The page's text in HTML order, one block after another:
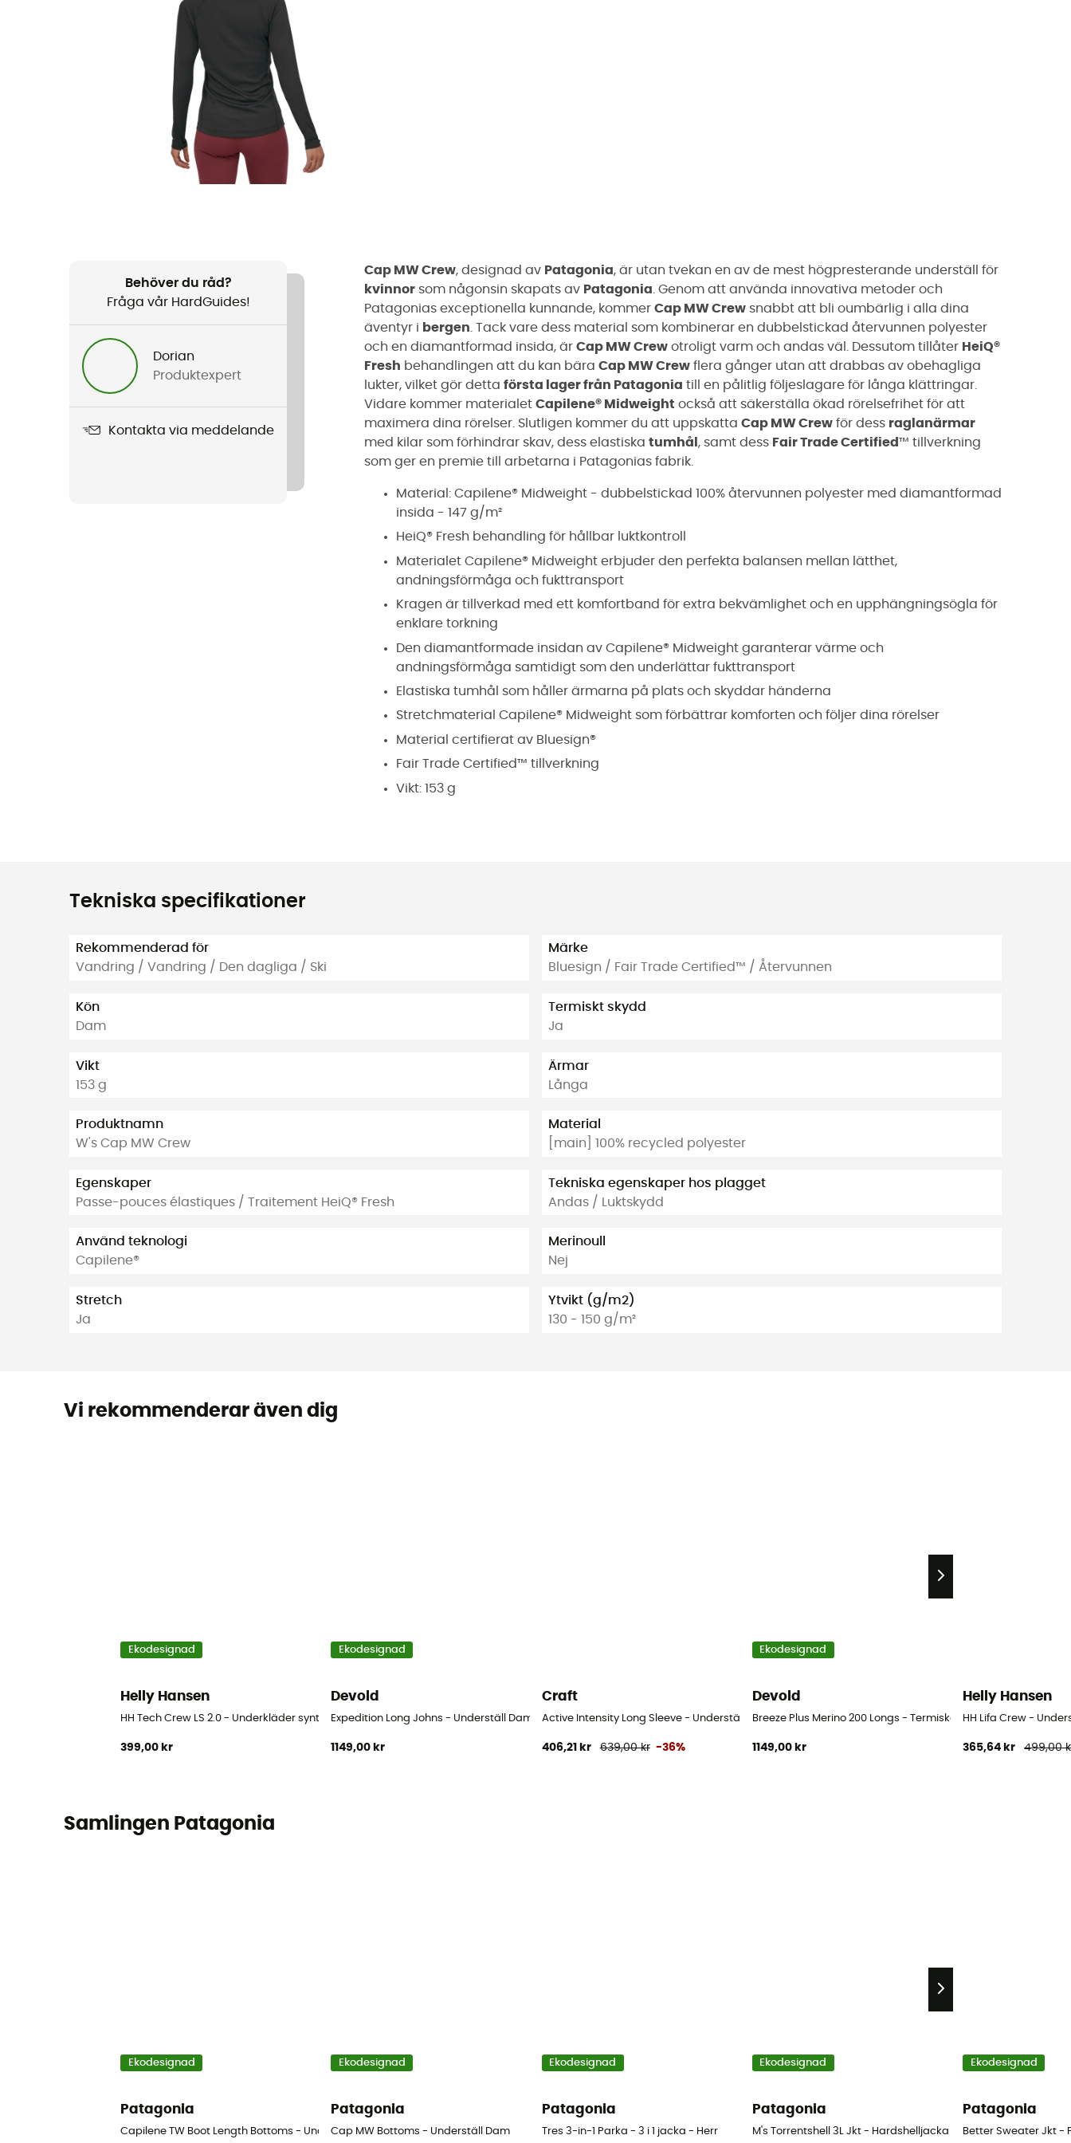
Behöver du råd?
Fråga vår HardGuides!
Dorian
Produktexpert
Kontakta via meddelande
Cap MW Crew, designad av Patagonia, är utan tvekan en av de mest högpresterande underställ för
kvinnor som någonsin skapats av Patagonia . Genom att använda innovativa metoder och
Patagonias exceptionella kunnande, kommer Cap MW Crew snabbt att bli oumbärlig i alla dina
äventyr i bergen . Tack vare dess material som kombinerar en dubbelstickad återvunnen polyester
och en diamantformad insida, är Cap MW Crew otroligt varm och andas väl. Dessutom tillåter HeiQ®
Fresh behandlingen att du kan bära Cap MW Crew flera gånger utan att drabbas av obehagliga
lukter, vilket gör detta första lager från Patagonia till en pålitlig följeslagare för långa klättringar.
Vidare kommer materialet Capilene® Midweight också att säkerställa ökad rörelsefrihet för att
maximera dina rörelser. Slutligen kommer du att uppskatta Cap MW Crew för dess raglanärmar
med kilar som förhindrar skav, dess elastiska tumhål , samt dess Fair Trade Certified™ tillverkning
som ger en premie till arbetarna i Patagonias fabrik.
Material: Capilene® Midweight - dubbelstickad 100% återvunnen polyester med diamantformad
insida - 147 g/m²
HeiQ® Fresh behandling för hållbar luktkontroll
Materialet Capilene® Midweight erbjuder den perfekta balansen mellan lätthet,
andningsförmåga och fukttransport
Kragen är tillverkad med ett komfortband för extra bekvämlighet och en upphängningsögla för
enklare torkning
Den diamantformade insidan av Capilene® Midweight garanterar värme och
andningsförmåga samtidigt som den underlättar fukttransport
Elastiska tumhål som håller ärmarna på plats och skyddar händerna
Stretchmaterial Capilene® Midweight som förbättrar komforten och följer dina rörelser
Material certifierat av Bluesign®
Fair Trade Certified™ tillverkning
Vikt: 153 g
Tekniska specifikationer
Rekommenderad för
Vandring / Vandring / Den dagliga / Ski
Kön
Dam
Vikt
153 g
Produktnamn
W's Cap MW Crew
Egenskaper
Passe-pouces élastiques / Traitement HeiQ® Fresh
Använd teknologi
Capilene®
Stretch
Ja
Märke
Bluesign / Fair Trade Certified™ / Återvunnen
Termiskt skydd
Ja
Ärmar
Långa
Material
[main] 100% recycled polyester
Tekniska egenskaper hos plagget
Andas / Luktskydd
Merinoull
Nej
Ytvikt (g/m2)
130 - 150 g/m²
Vi rekommenderar även dig
Ekodesignad
Helly Hansen
HH Tech Crew LS 2.0 - Underkläder syntet - Dam
399,00 kr
Ekodesignad
Devold
Expedition Long Johns - Underställ Dam
1149,00 kr
Craft
Active Intensity Long Sleeve - Underställ Dam
406,21 kr 639,00 kr -36%
Ekodesignad
Devold
Breeze Plus Merino 200 Longs - Termiska Strumpbyxor i
1149,00 kr
Helly Hansen
HH Lifa Crew -
365,64 kr 499,00
Samlingen Patagonia
Ekodesignad
Patagonia
Capilene TW Boot Length Bottoms - Underställ Dam
Ekodesignad
Patagonia
Cap MW Bottoms - Underställ Dam
Ekodesignad
Patagonia
Tres 3-in-1 Parka - 3 i 1 jacka - Herr
Ekodesignad
Patagonia
M's Torrentshell 3L Jkt - Hardshelljacka - Herr
Ekodesignad
Patagonia
Better Sweater Jkt -